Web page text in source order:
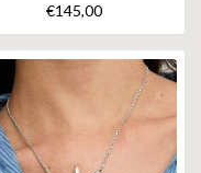
€145,00